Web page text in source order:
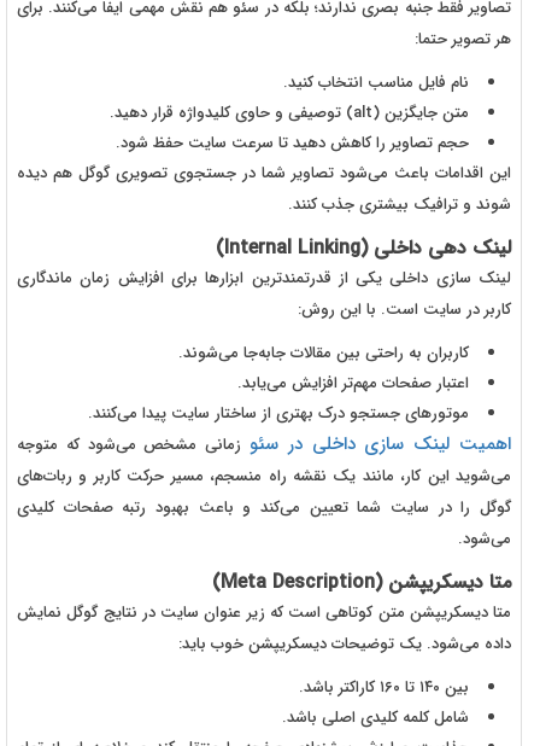
تصاویر فقط جنبه بصری ندارند؛ بلکه در سئو هم نقش مهمی ایفا می‌کنند. برای
هر تصویر حتما:
نام فایل مناسب انتخاب کنید.
متن جایگزین (alt) توصیفی و حاوی کلیدواژه قرار دهید.
حجم تصاویر را کاهش دهید تا سرعت سایت حفظ شود.
این اقدامات باعث می‌شود تصاویر شما در جستجوی تصویری گوگل هم دیده
شوند و ترافیک بیشتری جذب کنند.
لینک دهی داخلی (Internal Linking)
لینک سازی داخلی یکی از قدرتمندترین ابزارها برای افزایش زمان ماندگاری
کاربر در سایت است. با این روش:
کاربران به راحتی بین مقالات جابه‌جا می‌شوند.
اعتبار صفحات مهم‌تر افزایش می‌یابد.
موتورهای جستجو درک بهتری از ساختار سایت پیدا می‌کنند.
اهمیت لینک سازی داخلی در سئو زمانی مشخص می‌شود که متوجه
می‌شوید این کار، مانند یک نقشه راه منسجم، مسیر حرکت کاربر و ربات‌های
گوگل را در سایت شما تعیین می‌کند و باعث بهبود رتبه صفحات کلیدی
می‌شود.
متا دیسکریپشن (Meta Description)
متا دیسکریپشن متن کوتاهی است که زیر عنوان سایت در نتایج گوگل نمایش
داده می‌شود. یک توضیحات دیسکریپشن خوب باید:
بین ۱۴۰ تا ۱۶۰ کاراکتر باشد.
شامل کلمه کلیدی اصلی باشد.